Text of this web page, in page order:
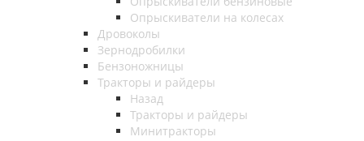
Опрыскиватели на колесах
Дровоколы
Зернодробилки
Бензоножницы
Тракторы и райдеры
Назад
Тракторы и райдеры
Минитракторы